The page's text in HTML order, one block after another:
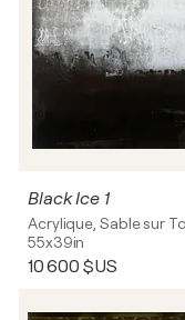
Black Ice 1
Acrylique, Sable sur
55x39in
10 600 $US